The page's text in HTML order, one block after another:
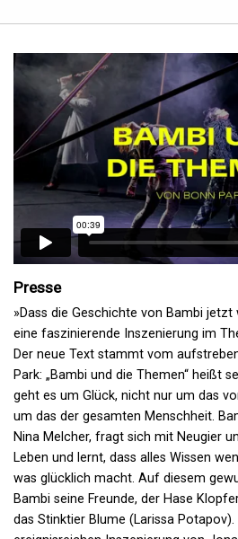
Presse
»Dass die Geschichte von Bambi
eine faszinierende Inszenierung im
Der neue Text stammt vom
Park: „Bambi und die Themen“ heißt
geht es um Glück, nicht nur um das
um das der gesamten Menschheit.
Nina Melcher, fragt sich mit Neugier
Leben und lernt, dass alles Wissen
was glücklich macht. Auf diesem
Bambi seine Freunde, der Hase
das Stinktier Blume (Larissa